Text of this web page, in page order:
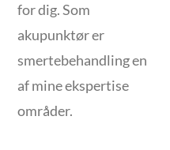
for dig. Som
akupunktør er
smertebehandling en
af mine ekspertise
områder.